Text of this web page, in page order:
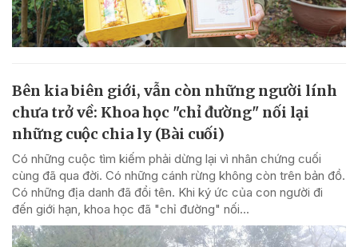
Bên kia biên giới, vẫn còn những người lính
chưa trở về: Khoa học "chỉ đường" nối lại
những cuộc chia ly (Bài cuối)
Có những cuộc tìm kiếm phải dừng lại vì nhân chứng cuối
cùng đã qua đời. Có những cánh rừng không còn trên bản đồ.
Có những địa danh đã đổi tên. Khi ký ức của con người đi
đến giới hạn, khoa học đã "chỉ đường" nối...